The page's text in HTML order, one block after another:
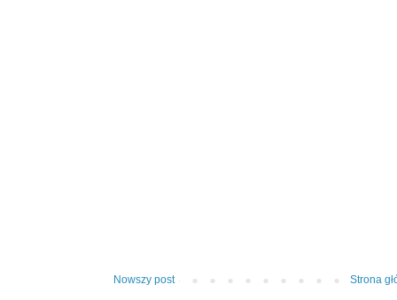
Nowszy post Strona